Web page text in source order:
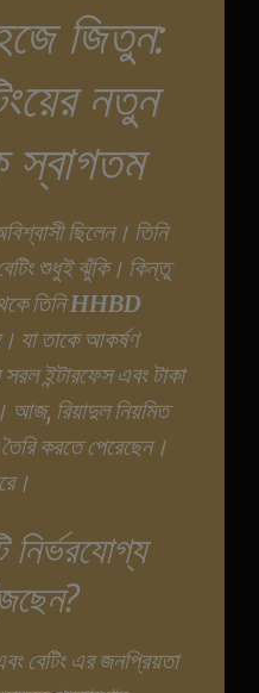
জিতুন:
নতুন
স্বাগতম
ছিলেন। তিনি
শুধুই ঝুঁকি। কিন্তু
তিনিHHBD
যা তাকে আকর্ষণ
সরল ইন্টারফেস এবং টাকা
আজ, রিয়াদুল নিয়মিত
করতে পেরেছেন।
বেটিং এর জনপ্রিয়তা